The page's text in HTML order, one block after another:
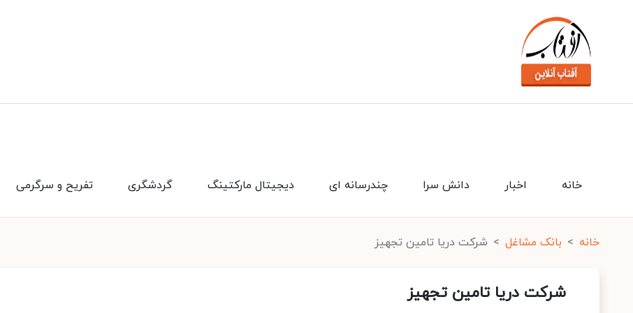
تفریح و سرگرمی گردشگری دیجیتال مارکتینگ چندرسانه ای دانش سرا اخبار خانه
خانه بانک مشاغل شرکت دریا تامین تجهیز
شرکت دریا تامین تجهیز